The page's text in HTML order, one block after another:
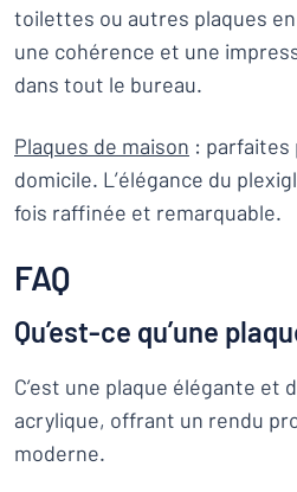
toilettes ou autres plaques
une cohérence et une
dans tout le bureau.
Plaques de maison : parfaites
domicile. L’élégance du
fois raffinée et remarquable.
FAQ
Qu’est-ce qu’une
C’est une plaque élégante et
acrylique, offrant un rendu
moderne.